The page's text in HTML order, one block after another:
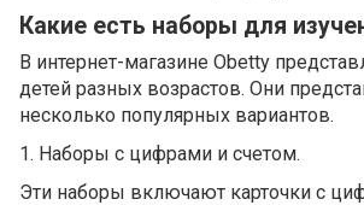
Какие есть наборы для
В интернет-магазине Obetty
детей разных возрастов. Они
несколько популярных вариантов.
1. Наборы с цифрами и счетом.
Эти наборы включают карточки с